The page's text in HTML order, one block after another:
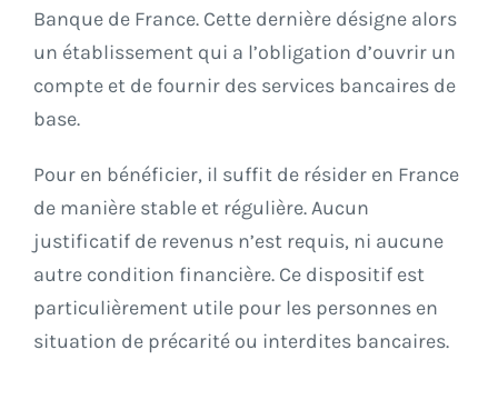
Banque de France. Cette dernière désigne alors
un établissement qui a l’obligation d’ouvrir un
compte et de fournir des services bancaires de
base.
Pour en bénéficier, il suffit de résider en France
de manière stable et régulière. Aucun
justificatif de revenus n’est requis, ni aucune
autre condition financière. Ce dispositif est
particulièrement utile pour les personnes en
situation de précarité ou interdites bancaires.